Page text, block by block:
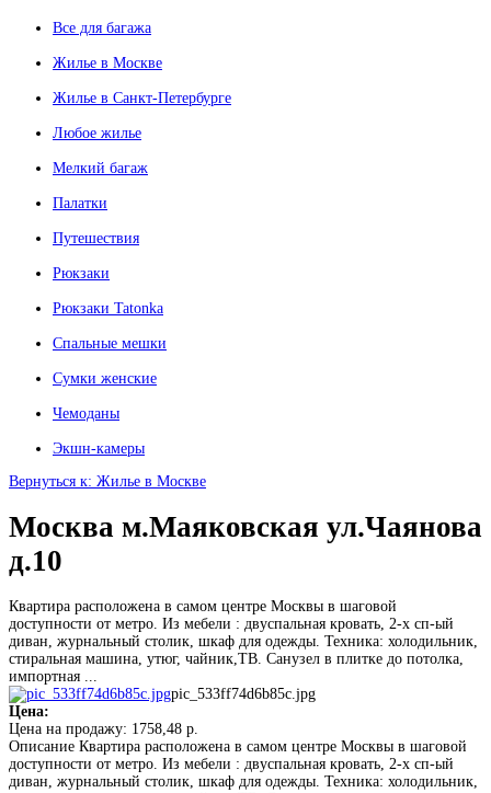
Все для багажа
Жилье в Москве
Жилье в Санкт-Петербурге
Любое жилье
Мелкий багаж
Палатки
Путешествия
Рюкзаки
Рюкзаки Tatonka
Спальные мешки
Сумки женские
Чемоданы
Экшн-камеры
Вернуться к: Жилье в Москве
Москва м.Маяковская ул.Чаянова
д.10
Квартира расположена в самом центре Москвы в шаговой
доступности от метро. Из мебели : двуспальная кровать, 2-х сп-ый
диван, журнальный столик, шкаф для одежды. Техника: холодильник,
стиральная машина, утюг, чайник,ТВ. Санузел в плитке до потолка,
импортная ...
pic_533ff74d6b85c.jpg
Цена:
Цена на продажу: 1758,48 р.
Описание Квартира расположена в самом центре Москвы в шаговой
доступности от метро. Из мебели : двуспальная кровать, 2-х сп-ый
диван, журнальный столик, шкаф для одежды. Техника: холодильник,